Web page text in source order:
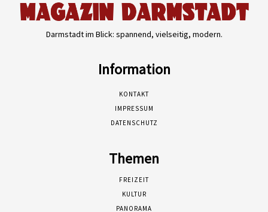
Darmstadt im Blick: spannend, vielseitig, modern.
Information
KONTAKT
IMPRESSUM
DATENSCHUTZ
Themen
FREIZEIT
KULTUR
PANORAMA